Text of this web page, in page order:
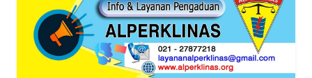
BERAMPU
NEWS